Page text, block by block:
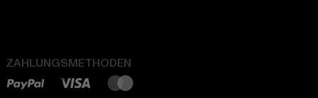
ZAHLUNGSMETHODEN